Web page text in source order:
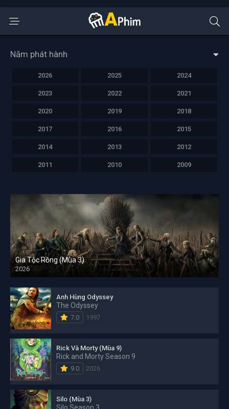
Năm phát hành
2026 2025 2024
2023 2022 2021
2020 2019 2018
2017 2016 2015
2014 2013 2012
2011 2010 2009
Gia Tộc Rồng (Mùa 3)
2026
Anh Hùng Odyssey
The Odyssey
7.0 1997
Rick Và Morty (Mùa 9)
Rick and Morty Season 9
9.0 2026
Silo (Mùa 3)